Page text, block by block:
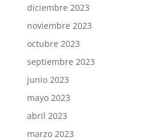
diciembre 2023
noviembre 2023
octubre 2023
septiembre 2023
junio 2023
mayo 2023
abril 2023
marzo 2023